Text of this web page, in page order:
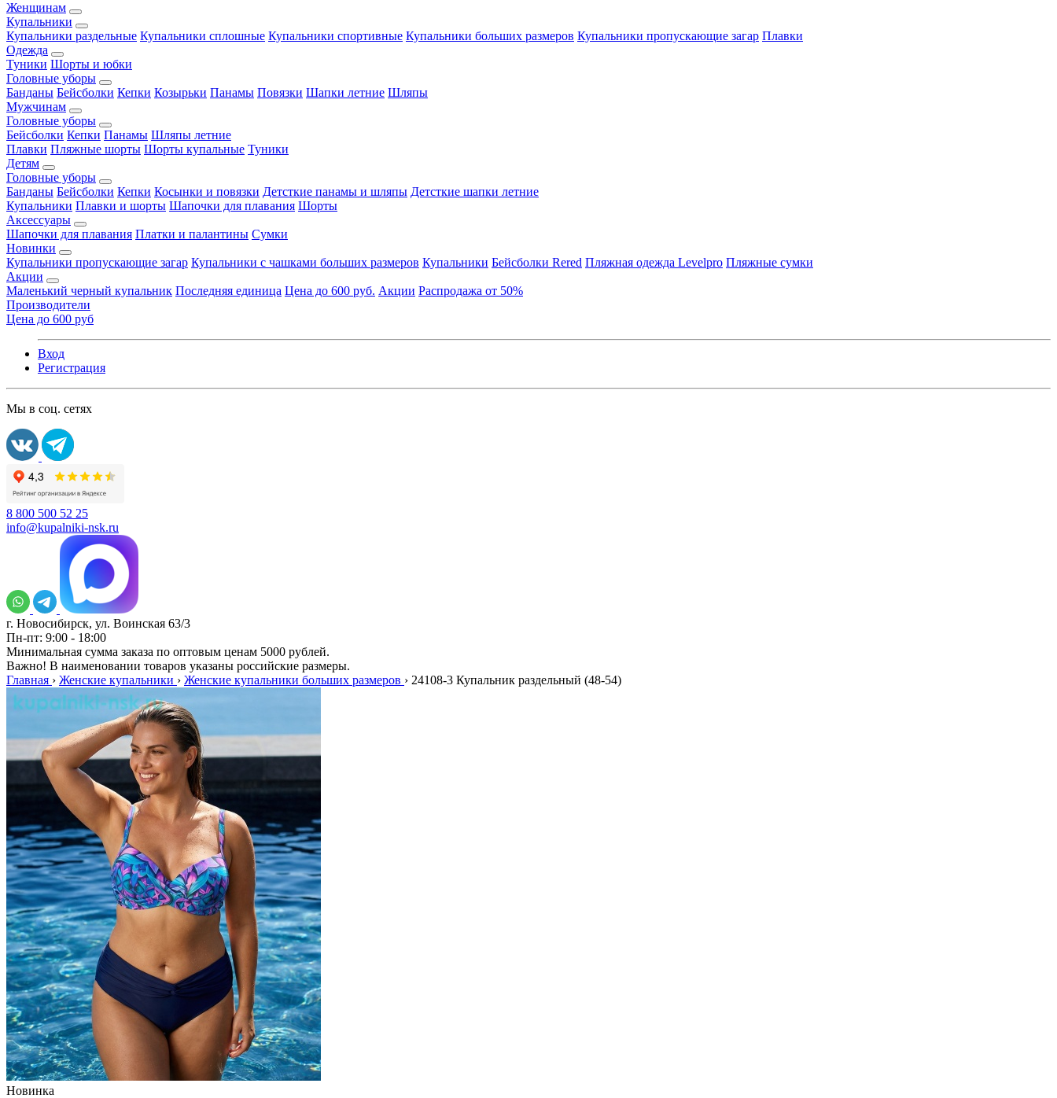
Женщинам
Купальники
Купальники раздельные Купальники сплошные Купальники спортивные Купальники больших размеров Купальники пропускающие загар Плавки
Одежда
Туники Шорты и юбки
Головные уборы
Банданы Бейсболки Кепки Козырьки Панамы Повязки Шапки летние Шляпы
Мужчинам
Головные уборы
Бейсболки Кепки Панамы Шляпы летние
Плавки Пляжные шорты Шорты купальные Туники
Детям
Головные уборы
Банданы Бейсболки Кепки Косынки и повязки Детсткие панамы и шляпы Детсткие шапки летние
Купальники Плавки и шорты Шапочки для плавания Шорты
Аксессуары
Шапочки для плавания Платки и палантины Сумки
Новинки
Купальники пропускающие загар Купальники с чашками больших размеров Купальники Бейсболки Rered Пляжная одежда Levelpro Пляжные сумки
Акции
Маленький черный купальник Последняя единица Цена до 600 руб. Акции Распродажа от 50%
Производители
Цена до 600 руб
Вход
Регистрация
Мы в соц. сетях
8 800 500 52 25
info@kupalniki-nsk.ru
г. Новосибирск, ул. Воинская 63/3
Пн-пт: 9:00 - 18:00
Минимальная сумма заказа по оптовым ценам 5000 рублей.
Важно! В наименовании товаров указаны российские размеры.
Главная › Женские купальники › Женские купальники больших размеров › 24108-3 Купальник раздельный (48-54)
Новинка